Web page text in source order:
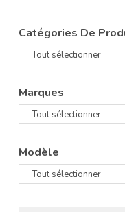
Catégories De
Marques
Modèle